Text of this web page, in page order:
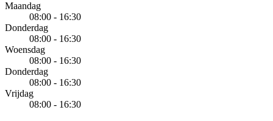
Maandag
08:00 - 16:30
Donderdag
08:00 - 16:30
Woensdag
08:00 - 16:30
Donderdag
08:00 - 16:30
Vrijdag
08:00 - 16:30